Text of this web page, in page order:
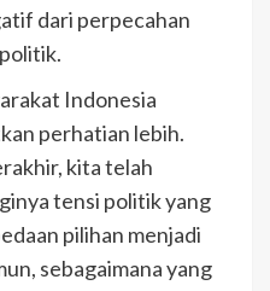
dari perpecahan
Indonesia
perhatian lebih.
kita telah
tensi politik yang
pilihan menjadi
sebagaimana yang